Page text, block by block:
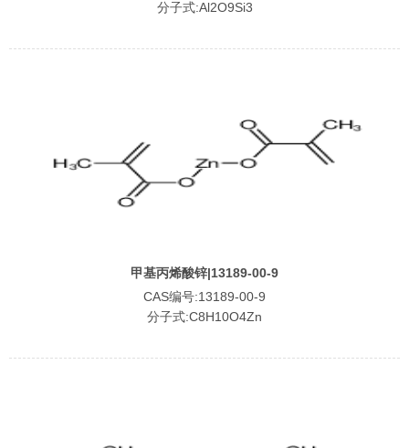
分子式:Al2O9Si3
甲基丙烯酸锌|13189-00-9
CAS编号:13189-00-9
分子式:C8H10O4Zn